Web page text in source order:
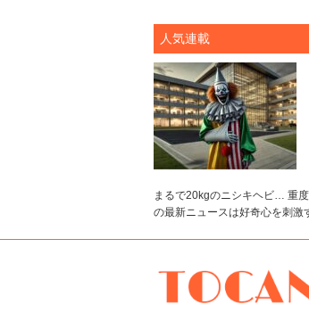
人気連載
まるで20kgのニシキヘビ… 重
の最新ニュースは好奇心を刺激